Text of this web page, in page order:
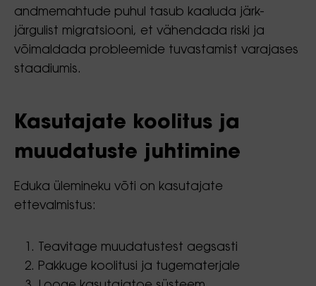
andmemahtude puhul tasub kaaluda järk-
järgulist migratsiooni, et vähendada riski ja
võimaldada probleemide tuvastamist varajases
staadiumis.
Kasutajate koolitus ja
muudatuste juhtimine
Eduka ülemineku võti on kasutajate
ettevalmistus:
Teavitage muudatustest aegsasti
Pakkuge koolitusi ja tugematerjale